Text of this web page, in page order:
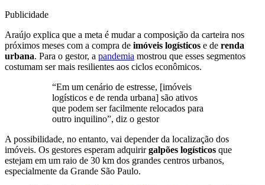
Publicidade
Araújo explica que a meta é mudar a composição da carteira nos
próximos meses com a compra de imóveis logísticos e de renda
urbana. Para o gestor, a pandemia mostrou que esses segmentos
costumam ser mais resilientes aos ciclos econômicos.
“Em um cenário de estresse, [imóveis
logísticos e de renda urbana] são ativos
que podem ser facilmente relocados para
outro inquilino”, diz o gestor
A possibilidade, no entanto, vai depender da localização dos
imóveis. Os gestores esperam adquirirgalpões logísticos que
estejam em um raio de 30 km dos grandes centros urbanos,
especialmente da Grande São Paulo.